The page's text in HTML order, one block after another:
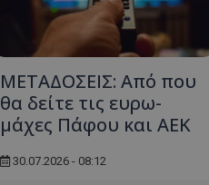
ΜΕΤΑΔΟΣΕΙΣ: Από που
θα δείτε τις ευρω-
μάχες Πάφου και ΑΕΚ
30.07.2026 - 08:12